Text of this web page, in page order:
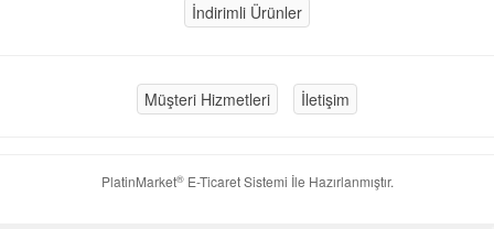
İndirimli Ürünler
Müşteri Hizmetleri İletişim
PlatinMarket®E-Ticaret Sistemi İle Hazırlanmıştır.